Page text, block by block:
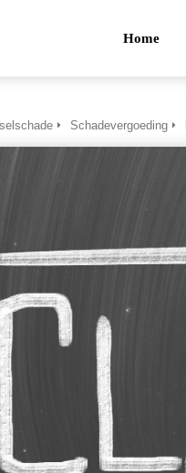
Home
Schadevergoeding